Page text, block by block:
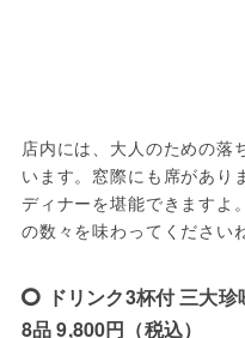
店内には、大人のための落
います。窓際にも席があり
ディナーを堪能できますよ
の数々を味わってくださいね
ドリンク3杯付 三大
8品 9,800円（税込）